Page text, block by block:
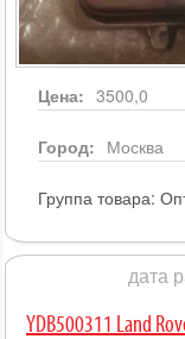
Цена: 3500,0
Город: Москва
Группа товара:
дата
YDB500311 Land